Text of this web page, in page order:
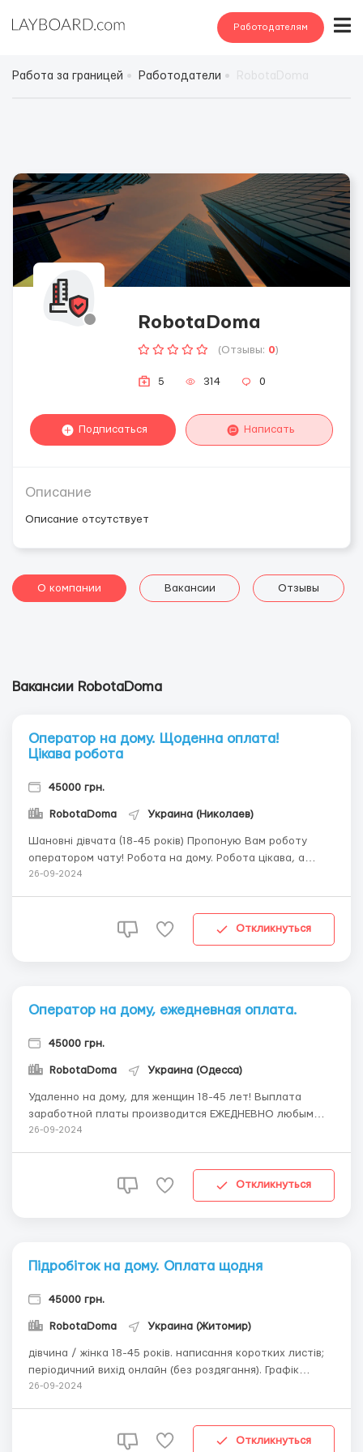
Работодателям
Работа за границей Работодатели
RobotaDoma
(Отзывы: 0)
5 314 0
Подписаться Написать
Описание
Описание отсутствует
О компании Вакансии Отзывы
Вакансии RobotaDoma
Оператор на дому. Щоденна оплата!
Цікава робота
45000 грн.
RobotaDoma Украина (Николаев)
Шановні дівчата (18-45 років) Пропоную Вам роботу
оператором чату! Робота на дому. Робота цікава, а
головне прибуткова, але для цього потрібно мати
боку йде реклама на сайті, ви тільки відп...
26-09-2024
Откликнуться
Оператор на дому, ежедневная оплата.
45000 грн.
RobotaDoma Украина (Одесса)
Удаленно на дому, для женщин 18-45 лет! Выплата
заработной платы производится ЕЖЕДНЕВНО любым
удобным для Вас способом. От Вас требуется: -Наличие
возраст 18-45 лет В Ваши обязаннoсти б...
26-09-2024
Откликнуться
Підробіток на дому. Оплата щодня
45000 грн.
RobotaDoma Украина (Житомир)
дівчина / жінка 18-45 років. написання коротких листів;
періодичний вихід онлайн (без роздягання). Графік
роботи вільний. Виплата заробітної плати можливо
Із задоволенням...
26-09-2024
Откликнуться